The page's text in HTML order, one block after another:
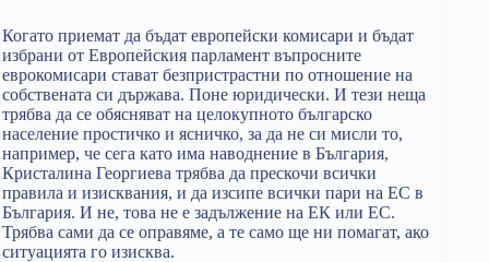
Когато приемат да бъдат европейски комисари и бъдат
избрани от Европейския парламент въпросните
еврокомисари стават безпристрастни по отношение на
собствената си държава. Поне юридически. И тези неща
трябва да се обясняват на целокупното българско
население простичко и ясничко, за да не си мисли то,
например, че сега като има наводнение в България,
Кристалина Георгиева трябва да прескочи всички
правила и изисквания, и да изсипе всички пари на ЕС в
България. И не, това не е задължение на ЕК или ЕС.
Трябва сами да се оправяме, а те само ще ни помагат, ако
ситуацията го изисква.